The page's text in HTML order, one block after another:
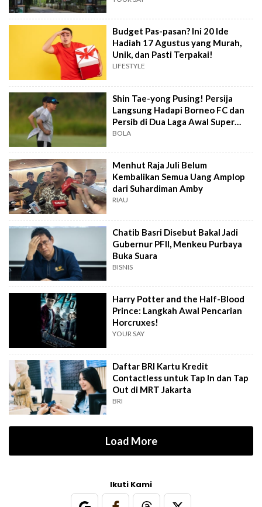
Budget Pas-pasan? Ini 20 Ide
Hadiah 17 Agustus yang Murah,
Unik, dan Pasti Terpakai!
LIFESTYLE
Shin Tae-yong Pusing! Persija
Langsung Hadapi Borneo FC dan
Persib di Dua Laga Awal Super
League
BOLA
Menhut Raja Juli Belum
Kembalikan Semua Uang Amplop
dari Suhardiman Amby
RIAU
Chatib Basri Disebut Bakal Jadi
Gubernur PFII, Menkeu Purbaya
Buka Suara
BISNIS
Harry Potter and the Half-Blood
Prince: Langkah Awal Pencarian
Horcruxes!
YOUR SAY
Daftar BRI Kartu Kredit
Contactless untuk Tap In dan Tap
Out di MRT Jakarta
BRI
Load More
Ikuti Kami